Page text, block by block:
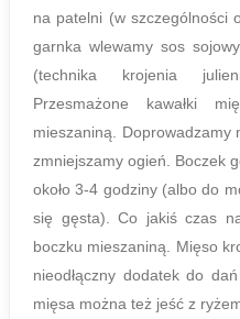
na patelni (w szczególności
garnka wlewamy sos
(technika krojenia
Przesmażone kawałki
mieszaniną. Doprowadzamy
zmniejszamy ogień. Boczek
około 3-4 godziny (albo do
się gęsta). Co jakiś czas
boczku mieszaniną. Mięso
nieodłączny dodatek do
mięsa można też jeść z